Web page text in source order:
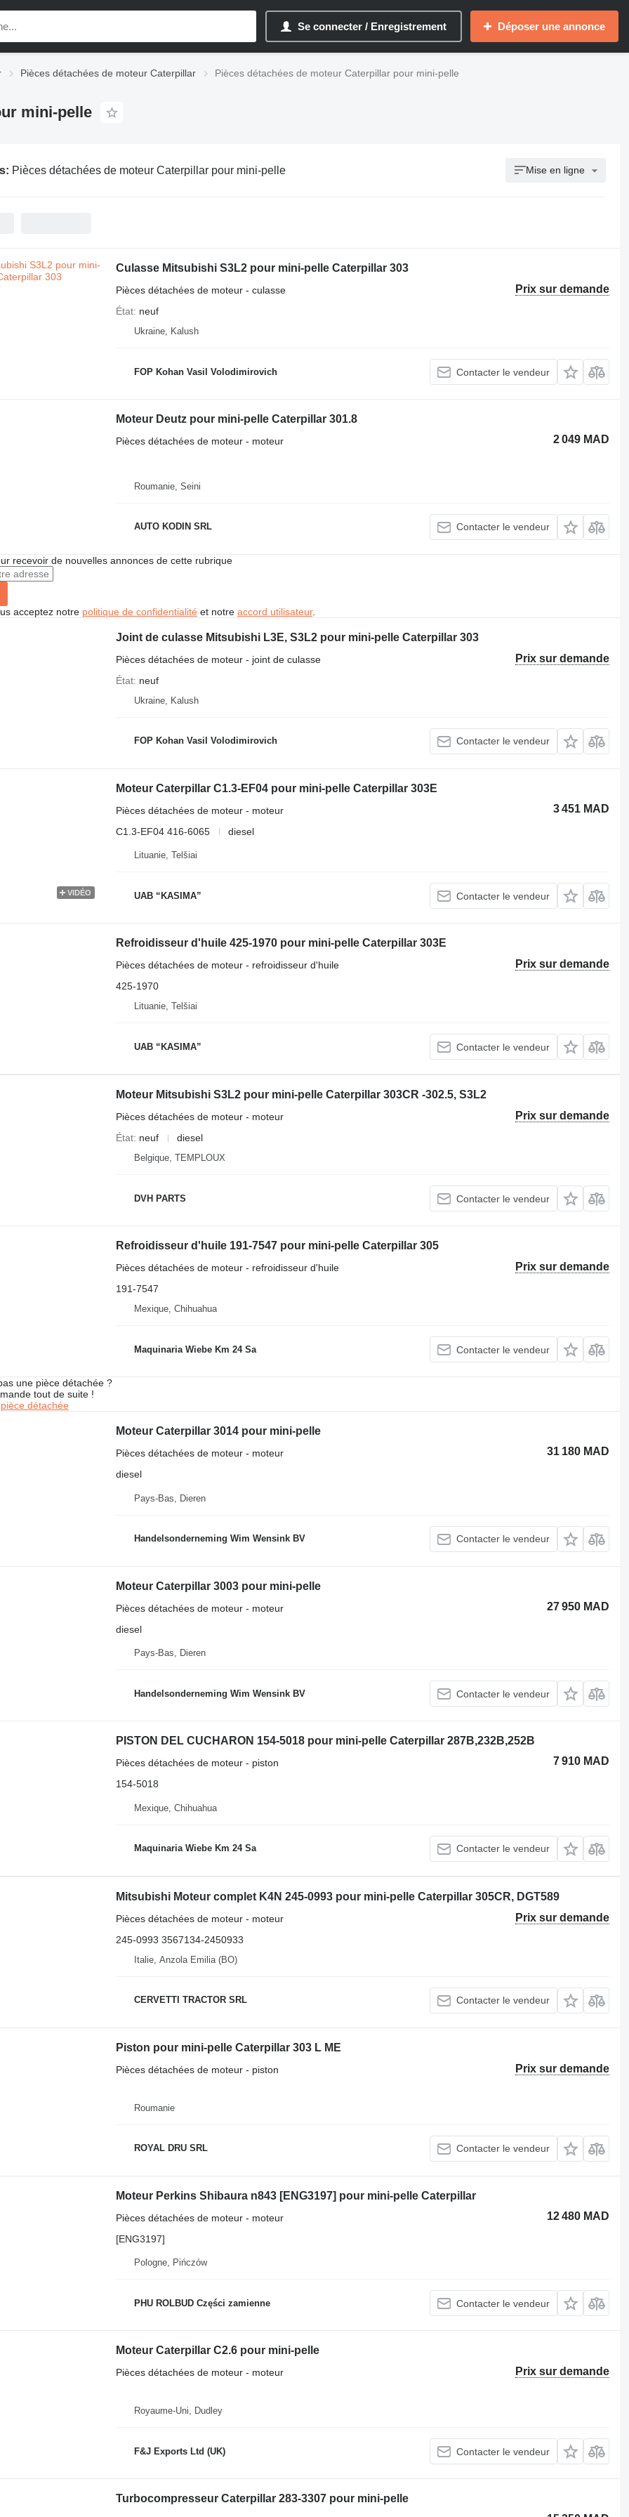
Se connecter / Enregistrement Déposer une annonce
Pièces détachées de moteur Caterpillar Pièces détachées de moteur Caterpillar pour mini-pelle
mini-pelle
Pièces détachées de moteur Caterpillar pour mini-pelle Mise en ligne
Culasse Mitsubishi S3L2 pour mini-pelle Caterpillar 303
Prix sur demande
Pièces détachées de moteur - culasse
État neuf
Ukraine, Kalush
FOP Kohan Vasil Volodimirovich Contacter le vendeur
Moteur Deutz pour mini-pelle Caterpillar 301.8
2 049 MAD
Pièces détachées de moteur - moteur
Roumanie, Seini
AUTO KODIN SRL Contacter le vendeur
recevoir de nouvelles annonces de cette rubrique
acceptez notre politique de confidentialité et notre accord utilisateur.
Joint de culasse Mitsubishi L3E, S3L2 pour mini-pelle Caterpillar 303
Prix sur demande
Pièces détachées de moteur - joint de culasse
État neuf
Ukraine, Kalush
FOP Kohan Vasil Volodimirovich Contacter le vendeur
VIDÉO
Moteur Caterpillar C1.3-EF04 pour mini-pelle Caterpillar 303E
3 451 MAD
Pièces détachées de moteur - moteur
C1.3-EF04 416-6065
diesel
Lituanie, Telšiai
UAB “KASIMA” Contacter le vendeur
Refroidisseur d'huile 425-1970 pour mini-pelle Caterpillar 303E
Prix sur demande
Pièces détachées de moteur - refroidisseur d'huile
425-1970
Lituanie, Telšiai
UAB “KASIMA” Contacter le vendeur
Moteur Mitsubishi S3L2 pour mini-pelle Caterpillar 303CR -302.5, S3L2
Prix sur demande
Pièces détachées de moteur - moteur
État neuf diesel
Belgique, TEMPLOUX
DVH PARTS Contacter le vendeur
Refroidisseur d'huile 191-7547 pour mini-pelle Caterpillar 305
Prix sur demande
Pièces détachées de moteur - refroidisseur d'huile
191-7547
Mexique, Chihuahua
Maquinaria Wiebe Km 24 Sa Contacter le vendeur
une pièce détachée ?
tout de suite !
détachée
Moteur Caterpillar 3014 pour mini-pelle
31 180 MAD
Pièces détachées de moteur - moteur
diesel
Pays-Bas, Dieren
Handelsonderneming Wim Wensink BV Contacter le vendeur
Moteur Caterpillar 3003 pour mini-pelle
27 950 MAD
Pièces détachées de moteur - moteur
diesel
Pays-Bas, Dieren
Handelsonderneming Wim Wensink BV Contacter le vendeur
PISTON DEL CUCHARON 154-5018 pour mini-pelle Caterpillar 287B,232B,252B
7 910 MAD
Pièces détachées de moteur - piston
154-5018
Mexique, Chihuahua
Maquinaria Wiebe Km 24 Sa Contacter le vendeur
Mitsubishi Moteur complet K4N 245-0993 pour mini-pelle Caterpillar 305CR, DGT589
Prix sur demande
Pièces détachées de moteur - moteur
245-0993 3567134-2450933
Italie, Anzola Emilia (BO)
CERVETTI TRACTOR SRL Contacter le vendeur
Piston pour mini-pelle Caterpillar 303 L ME
Prix sur demande
Pièces détachées de moteur - piston
Roumanie
ROYAL DRU SRL Contacter le vendeur
Moteur Perkins Shibaura n843 [ENG3197] pour mini-pelle Caterpillar
12 480 MAD
Pièces détachées de moteur - moteur
[ENG3197]
Pologne, Pińczów
PHU ROLBUD Części zamienne Contacter le vendeur
Moteur Caterpillar C2.6 pour mini-pelle
Prix sur demande
Pièces détachées de moteur - moteur
Royaume-Uni, Dudley
F&J Exports Ltd (UK) Contacter le vendeur
Turbocompresseur Caterpillar 283-3307 pour mini-pelle